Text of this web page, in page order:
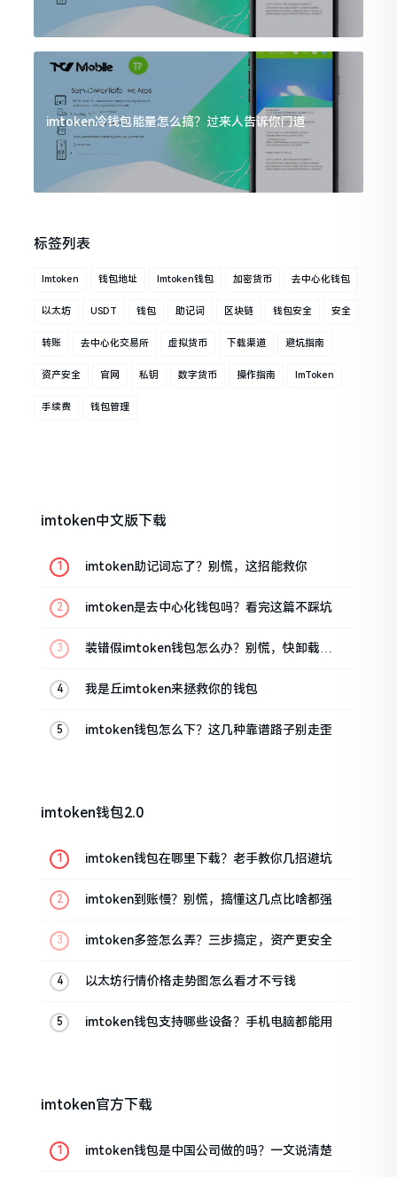
imtoken冷钱包能量怎么搞？过来人告诉你门道
标签列表
Imtoken 钱包地址 Imtoken钱包 加密货币 去中心化钱包
以太坊 USDT 钱包 助记词 区块链 钱包安全 安全
转账 去中心化交易所 虚拟货币 下载渠道 避坑指南
资产安全 官网 私钥 数字货币 操作指南 ImToken
手续费 钱包管理
imtoken中文版下载
imtoken助记词忘了？别慌，这招能救你
imtoken是去中心化钱包吗？看完这篇不踩坑
装错假imtoken钱包怎么办？别慌，快卸载，
我是丘imtoken来拯救你的钱包
imtoken钱包怎么下？这几种靠谱路子别走歪
imtoken钱包2.0
imtoken钱包在哪里下载？老手教你几招避坑
imtoken到账慢？别慌，搞懂这几点比啥都强
imtoken多签怎么弄？三步搞定，资产更安全
以太坊行情价格走势图怎么看才不亏钱
imtoken钱包支持哪些设备？手机电脑都能用
imtoken官方下载
imtoken钱包是中国公司做的吗？一文说清楚